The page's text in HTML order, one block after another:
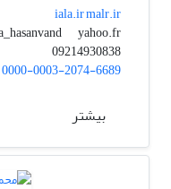
iala.ir malr.ir
ma_hasanvand
yahoo.fr
09214930838
0000-0003-2074-6689
بیشتر